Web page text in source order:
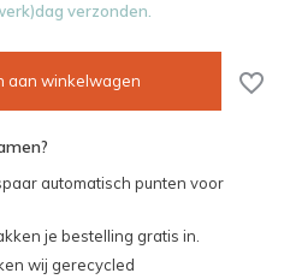
verzonden.
aan winkelwagen
automatisch punten voor
je bestelling gratis in.
wij gerecycled